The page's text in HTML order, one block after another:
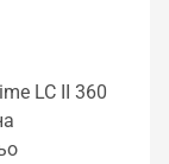
LC II 360